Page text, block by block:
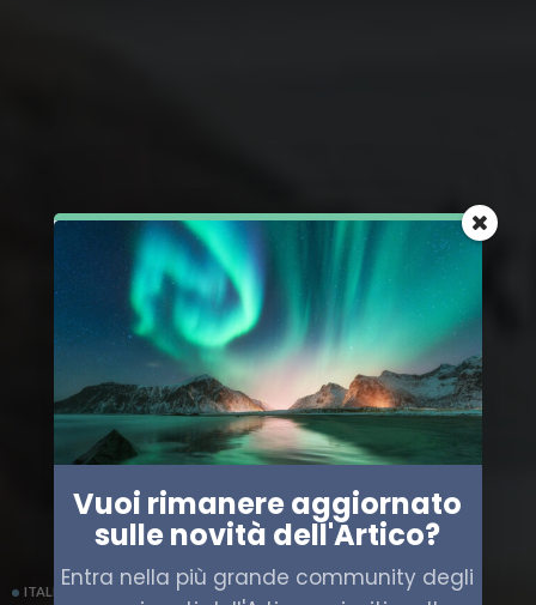
ITALIA
Vuoi rimanere aggiornato
sulle novità dell'Artico?
Entra nella più grande community degli